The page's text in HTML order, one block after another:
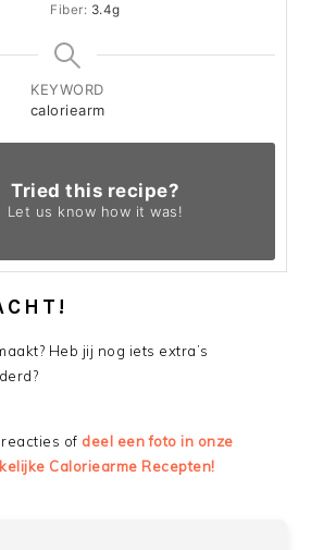
Fiber: 3.4g
KEYWORD
caloriearm
Tried this recipe?
Let us know how it was!
Heb jij nog iets extra’s
of deel een foto in onze
Caloriearme Recepten!